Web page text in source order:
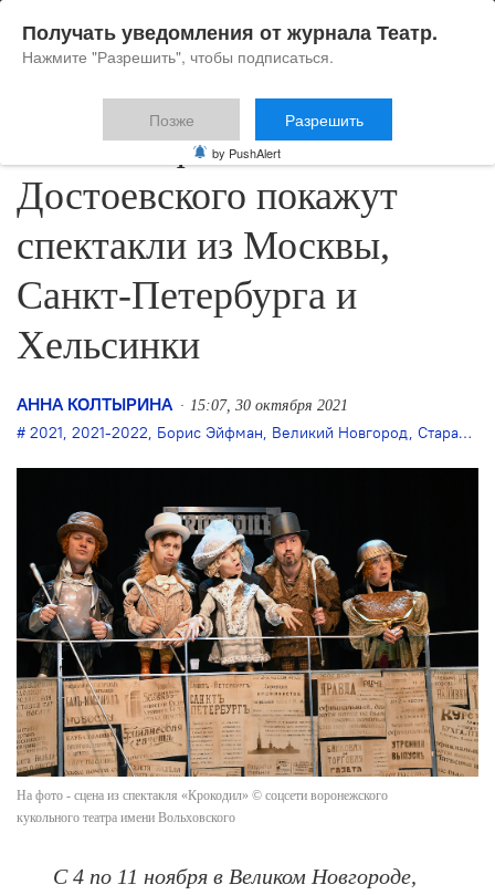
На XXV фестивале
Достоевского покажут
спектакли из Москвы,
Санкт-Петербурга и
Хельсинки
АННА КОЛТЫРИНА 15:07, 30 октября 2021
2021, 2021-2022, Борис Эйфман, Великий Новгород, Старая Русса
На фото - сцена из спектакля «Крокодил» © соцсети воронежского
кукольного театра имени Вольховского
С 4 по 11 ноября в Великом Новгороде,
Получать уведомления от журнала Театр.
Нажмите "Разрешить", чтобы подписаться.
Позже Разрешить
by PushAlert